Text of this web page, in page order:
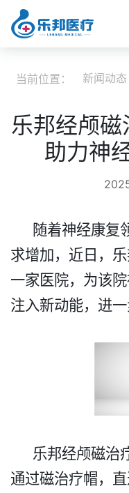
当前位置： 新闻动态
乐邦经颅磁
助力神
随着神经康复
求增加，近日，
一家医院，为该
注入新动能，进
乐邦经颅磁治
通过磁治疗帽，